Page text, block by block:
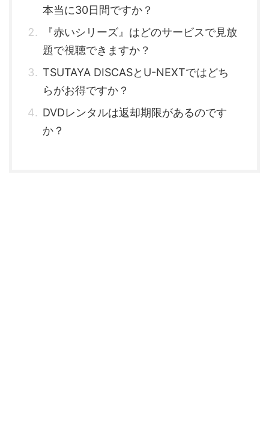
本当に30日間ですか？
『赤いシリーズ』はどのサービスで見放
題で視聴できますか？
TSUTAYA DISCASとU-NEXTではどち
らがお得ですか？
DVDレンタルは返却期限があるのです
か？